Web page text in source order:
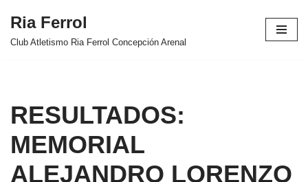
Saltar
Ria Ferrol
Club Atletismo Ria Ferrol Concepción Arenal
RESULTADOS:
MEMORIAL
ALEJANDRO LORENZO